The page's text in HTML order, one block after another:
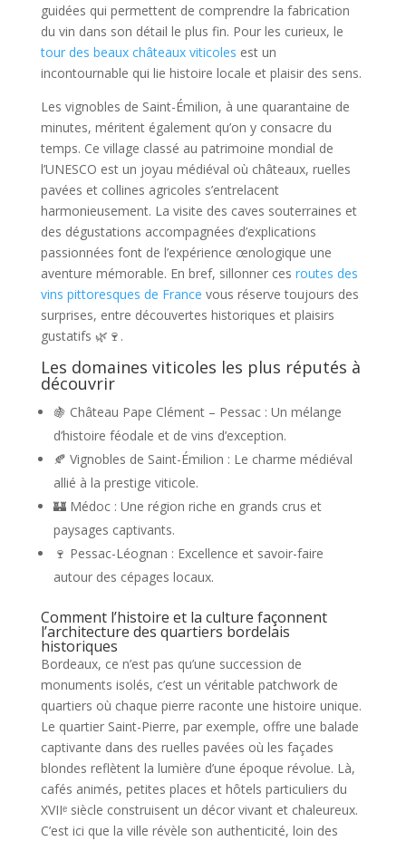
guidées qui permettent de comprendre la fabrication
du vin dans son détail le plus fin. Pour les curieux, le
tour des beaux châteaux viticoles est un
incontournable qui lie histoire locale et plaisir des sens.
Les vignobles de Saint-Émilion, à une quarantaine de
minutes, méritent également qu’on y consacre du
temps. Ce village classé au patrimoine mondial de
l’UNESCO est un joyau médiéval où châteaux, ruelles
pavées et collines agricoles s’entrelacent
harmonieusement. La visite des caves souterraines et
des dégustations accompagnées d’explications
passionnées font de l’expérience œnologique une
aventure mémorable. En bref, sillonner ces routes des
vins pittoresques de France vous réserve toujours des
surprises, entre découvertes historiques et plaisirs
gustatifs 🌿🍷.
Les domaines viticoles les plus réputés à
découvrir
🍇 Château Pape Clément – Pessac : Un mélange
d’histoire féodale et de vins d’exception.
🍂 Vignobles de Saint-Émilion : Le charme médiéval
allié à la prestige viticole.
🏰 Médoc : Une région riche en grands crus et
paysages captivants.
🍷 Pessac-Léognan : Excellence et savoir-faire
autour des cépages locaux.
Comment l’histoire et la culture façonnent
l’architecture des quartiers bordelais
historiques
Bordeaux, ce n’est pas qu’une succession de
monuments isolés, c’est un véritable patchwork de
quartiers où chaque pierre raconte une histoire unique.
Le quartier Saint-Pierre, par exemple, offre une balade
captivante dans des ruelles pavées où les façades
blondes reflètent la lumière d’une époque révolue. Là,
cafés animés, petites places et hôtels particuliers du
XVIIᵉ siècle construisent un décor vivant et chaleureux.
C’est ici que la ville révèle son authenticité, loin des